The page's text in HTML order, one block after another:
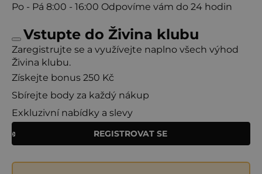
Po - Pá 8:00 - 16:00 Odpovíme vám do 24 hodin
Vstupte do Živina klubu
Zaregistrujte se a využívejte naplno všech výhod
Živina klubu.
Získejte bonus 250 Kč
Sbírejte body za každý nákup
Exkluzivní nabídky a slevy
REGISTROVAT SE